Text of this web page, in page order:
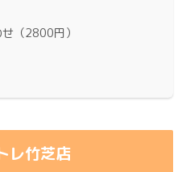
（2800円）
レ竹芝店